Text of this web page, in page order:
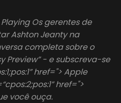
Os gerentes de
Ashton Jeanty na
completa sobre o
Preview” - e subscreva-se
href="> Apple
href=">
você ouça.